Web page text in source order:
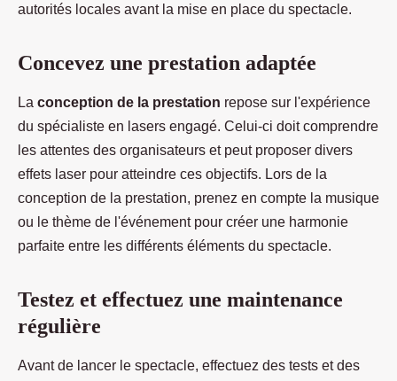
autorités locales avant la mise en place du spectacle.
Concevez une prestation adaptée
La conception de la prestation repose sur l'expérience
du spécialiste en lasers engagé. Celui-ci doit comprendre
les attentes des organisateurs et peut proposer divers
effets laser pour atteindre ces objectifs. Lors de la
conception de la prestation, prenez en compte la musique
ou le thème de l'événement pour créer une harmonie
parfaite entre les différents éléments du spectacle.
Testez et effectuez une maintenance
régulière
Avant de lancer le spectacle, effectuez des tests et des